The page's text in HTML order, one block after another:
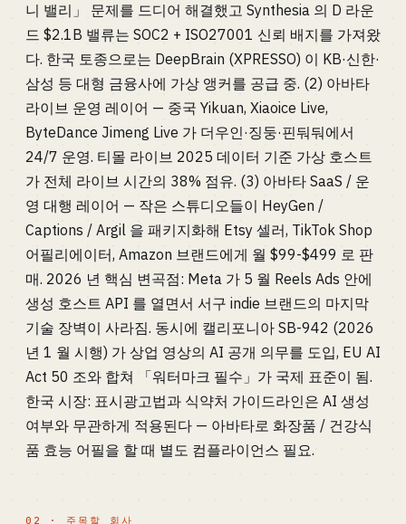
니 밸리」 문제를 드디어 해결했고 Synthesia 의 D 라운
드 $2.1B 밸류는 SOC2 + ISO27001 신뢰 배지를 가져왔
다. 한국 토종으로는 DeepBrain (XPRESSO) 이 KB·신한·
삼성 등 대형 금융사에 가상 앵커를 공급 중. (2) 아바타
라이브 운영 레이어 — 중국 Yikuan, Xiaoice Live,
ByteDance Jimeng Live 가 더우인·징둥·핀둬둬에서
24/7 운영. 티몰 라이브 2025 데이터 기준 가상 호스트
가 전체 라이브 시간의 38% 점유. (3) 아바타 SaaS / 운
영 대행 레이어 — 작은 스튜디오들이 HeyGen /
Captions / Argil 을 패키지화해 Etsy 셀러, TikTok Shop
어필리에이터, Amazon 브랜드에게 월 $99-$499 로 판
매. 2026 년 핵심 변곡점: Meta 가 5 월 Reels Ads 안에
생성 호스트 API 를 열면서 서구 indie 브랜드의 마지막
기술 장벽이 사라짐. 동시에 캘리포니아 SB-942 (2026
년 1 월 시행) 가 상업 영상의 AI 공개 의무를 도입, EU AI
Act 50 조와 합쳐 「워터마크 필수」가 국제 표준이 됨.
한국 시장: 표시광고법과 식약처 가이드라인은 AI 생성
여부와 무관하게 적용된다 — 아바타로 화장품 / 건강식
품 효능 어필을 할 때 별도 컴플라이언스 필요.
02 · 주목할 회사